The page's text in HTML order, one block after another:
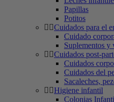
Papillas
Potitos
Cuidados para el
Cuidado
Suplementos y
Cuidados post-
Cuidados
Cuidados del
Sacaleches,
Higiene infantil
Colonias